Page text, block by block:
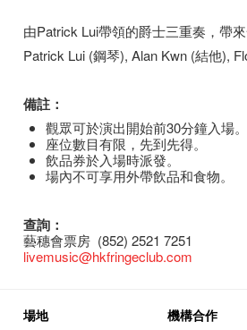
由Patrick Lui帶領的爵士三重奏，帶來
Patrick Lui (鋼琴), Alan Kwn (結他),
備註：
觀眾可於演出開始前30分鐘入場。
座​位​數目​有​限​，先到先得。
飲品券於入場時派發。
場內不可享用外帶飲品和食物。
查詢：
藝穗會票房 (852) 2521 7251
livemusic@hkfringeclub.com
場地
機構合作